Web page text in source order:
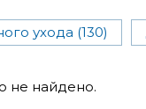
ухода (130)
не найдено.